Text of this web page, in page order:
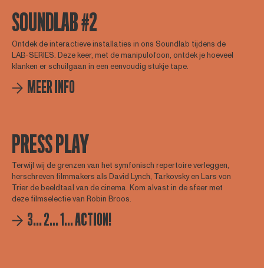
SOUNDLAB #2
Ontdek de interactieve installaties in ons Soundlab tijdens de
LAB-SERIES. Deze keer, met de manipulofoon, ontdek je hoeveel
klanken er schuilgaan in een eenvoudig stukje tape.
MEER INFO
PRESS PLAY
Terwijl wij de grenzen van het symfonisch repertoire verleggen,
herschreven filmmakers als David Lynch, Tarkovsky en Lars von
Trier de beeldtaal van de cinema. Kom alvast in de sfeer met
deze filmselectie van Robin Broos.
3... 2... 1... ACTION!